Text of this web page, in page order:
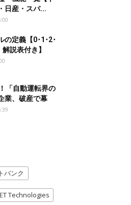
日産・スバ...
の定義【0･1･2･
説表付き】
「自動運転界の
業、破産で幕
バンク
Technologies